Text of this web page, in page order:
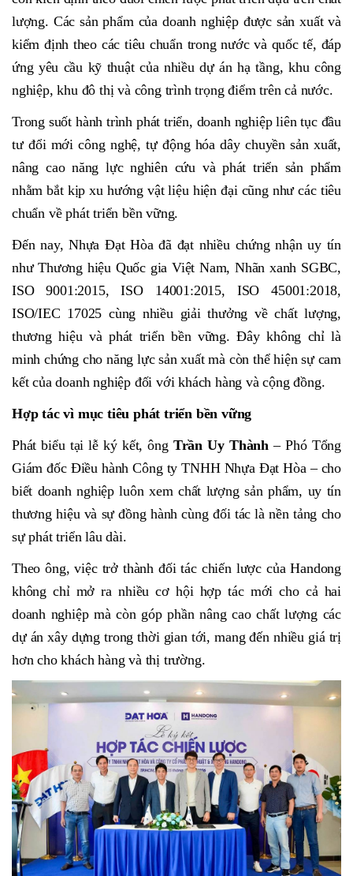
lượng. Các sản phẩm của doanh nghiệp được sản xuất và
kiểm định theo các tiêu chuẩn trong nước và quốc tế, đáp
ứng yêu cầu kỹ thuật của nhiều dự án hạ tầng, khu công
nghiệp, khu đô thị và công trình trọng điểm trên cả nước.
Trong suốt hành trình phát triển, doanh nghiệp liên tục đầu
tư đổi mới công nghệ, tự động hóa dây chuyền sản xuất,
nâng cao năng lực nghiên cứu và phát triển sản phẩm
nhằm bắt kịp xu hướng vật liệu hiện đại cũng như các tiêu
chuẩn về phát triển bền vững.
Đến nay, Nhựa Đạt Hòa đã đạt nhiều chứng nhận uy tín
như Thương hiệu Quốc gia Việt Nam, Nhãn xanh SGBC,
ISO 9001:2015, ISO 14001:2015, ISO 45001:2018,
ISO/IEC 17025 cùng nhiều giải thưởng về chất lượng,
thương hiệu và phát triển bền vững. Đây không chỉ là
minh chứng cho năng lực sản xuất mà còn thể hiện sự cam
kết của doanh nghiệp đối với khách hàng và cộng đồng.
Hợp tác vì mục tiêu phát triển bền vững
Phát biểu tại lễ ký kết, ông Trần Uy Thành – Phó Tổng
Giám đốc Điều hành Công ty TNHH Nhựa Đạt Hòa – cho
biết doanh nghiệp luôn xem chất lượng sản phẩm, uy tín
thương hiệu và sự đồng hành cùng đối tác là nền tảng cho
sự phát triển lâu dài.
Theo ông, việc trở thành đối tác chiến lược của Handong
không chỉ mở ra nhiều cơ hội hợp tác mới cho cả hai
doanh nghiệp mà còn góp phần nâng cao chất lượng các
dự án xây dựng trong thời gian tới, mang đến nhiều giá trị
hơn cho khách hàng và thị trường.